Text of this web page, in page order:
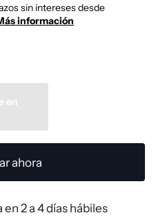
sin intereses desde
información
en
ahora
en 2 a 4 días hábiles